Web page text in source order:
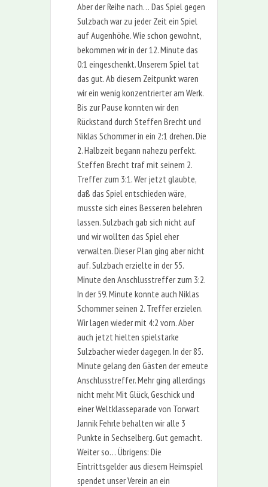
Aber der Reihe nach… Das Spiel gegen
Sulzbach war zu jeder Zeit ein Spiel
auf Augenhöhe. Wie schon gewohnt,
bekommen wir in der 12. Minute das
0:1 eingeschenkt. Unserem Spiel tat
das gut. Ab diesem Zeitpunkt waren
wir ein wenig konzentrierter am Werk.
Bis zur Pause konnten wir den
Rückstand durch Steffen Brecht und
Niklas Schommer in ein 2:1 drehen. Die
2. Halbzeit begann nahezu perfekt.
Steffen Brecht traf mit seinem 2.
Treffer zum 3:1. Wer jetzt glaubte,
daß das Spiel entschieden wäre,
musste sich eines Besseren belehren
lassen. Sulzbach gab sich nicht auf
und wir wollten das Spiel eher
verwalten. Dieser Plan ging aber nicht
auf. Sulzbach erzielte in der 55.
Minute den Anschlusstreffer zum 3:2.
In der 59. Minute konnte auch Niklas
Schommer seinen 2. Treffer erzielen.
Wir lagen wieder mit 4:2 vorn. Aber
auch jetzt hielten spielstarke
Sulzbacher wieder dagegen. In der 85.
Minute gelang den Gästen der erneute
Anschlusstreffer. Mehr ging allerdings
nicht mehr. Mit Glück, Geschick und
einer Weltklasseparade von Torwart
Jannik Fehrle behalten wir alle 3
Punkte in Sechselberg. Gut gemacht.
Weiter so… Übrigens: Die
Eintrittsgelder aus diesem Heimspiel
spendet unser Verein an ein